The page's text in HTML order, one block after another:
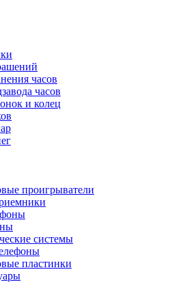
часов
часов
и колец
проигрыватели
системы
пластинки